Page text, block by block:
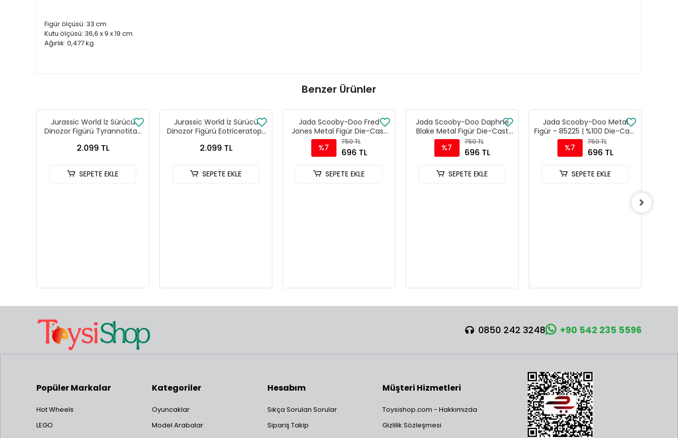
Figür ölçüsü: 33 cm
Kutu ölçüsü: 36,6 x 9 x 19 cm
Ağırlık: 0,477 kg
Benzer Ürünler
Jurassic World İz Sürücü
Dinozor Figürü Tyrannotitan
2.099 TL
SEPETE EKLE
Jurassic World İz Sürücü
Dinozor Figürü Eotriceratops
2.099 TL
SEPETE EKLE
Jada Scooby-Doo Fred
Jones Metal Figür Die-Cast
Koleksiyonluk Karakter -
85225
%7
750 TL
696 TL
SEPETE EKLE
Jada Scooby-Doo Daphne
Blake Metal Figür Die-Cast
Koleksiyonluk Karakter -
85225
%7
750 TL
696 TL
SEPETE EKLE
Jada Scooby-Doo Metal
Figür - 85225 | %100 Die-Cast
Koleksiyonluk Karakter
%7
750 TL
696 TL
SEPETE EKLE
0850 242 3248 +90 542 235 5596
Popüler Markalar
Hot Wheels
LEGO
Kategoriler
Oyuncaklar
Model Arabalar
Hesabım
Sıkça Sorulan Sorular
Sipariş Takip
Müşteri Hizmetleri
Toysishop.com - Hakkımızda
Gizlilik Sözleşmesi